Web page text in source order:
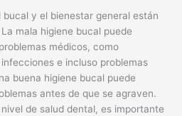
bucal y el bienestar general están
mala higiene bucal puede
médicos, como
e incluso problemas
buena higiene bucal puede
antes de que se agraven.
de salud dental, es importante